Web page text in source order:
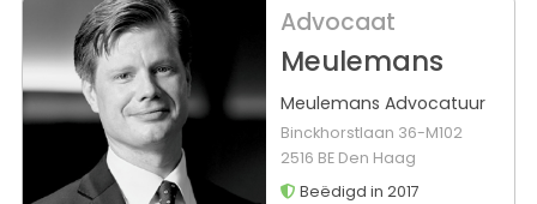
Advocaat
Meulemans
Meulemans Advocatuur
Binckhorstlaan 36-M102
2516 BE Den Haag
Beëdigd in 2017